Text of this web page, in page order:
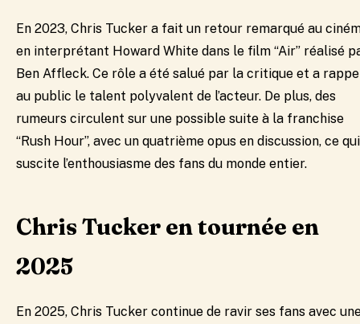
En 2023, Chris Tucker a fait un retour remarqué au
en interprétant Howard White dans le film “Air” réalisé
Ben Affleck. Ce rôle a été salué par la critique et a
au public le talent polyvalent de l’acteur. De plus, des
rumeurs circulent sur une possible suite à la franchise
“Rush Hour”, avec un quatrième opus en discussion, ce qui
suscite l’enthousiasme des fans du monde entier.
Chris Tucker en tournée en
2025
En 2025, Chris Tucker continue de ravir ses fans avec